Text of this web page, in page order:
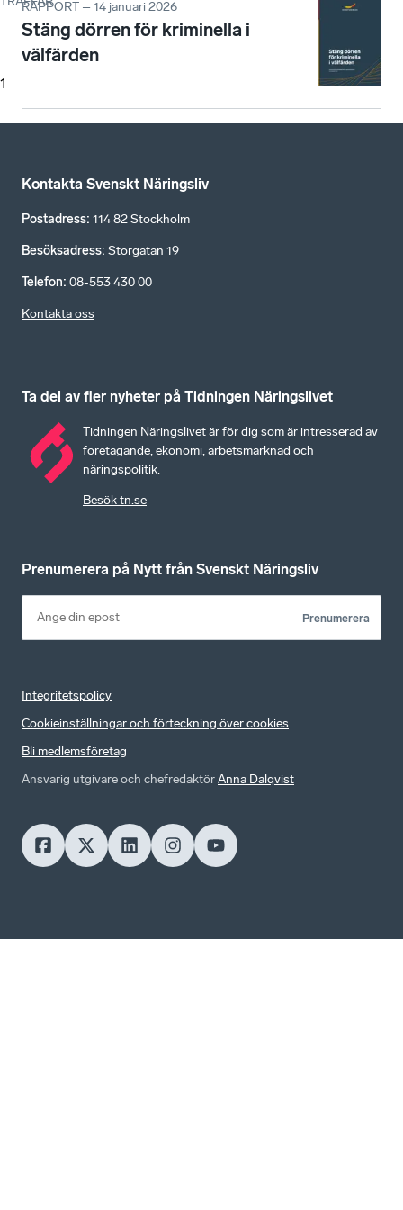
1
RAPPORT – 14 januari 2026
Stäng dörren för kriminella i
välfärden
Kontakta Svenskt Näringsliv
Postadress: 114 82 Stockholm
Besöksadress: Storgatan 19
Telefon: 08-553 430 00
Kontakta oss
Ta del av fler nyheter på Tidningen Näringslivet
Tidningen Näringslivet är för dig som är intresserad av
företagande, ekonomi, arbetsmarknad och
näringspolitik.
Besök tn.se
Prenumerera på Nytt från Svenskt Näringsliv
Prenumerera
Integritetspolicy
Cookieinställningar och förteckning över cookies
Bli medlemsföretag
Ansvarig utgivare och chefredaktörAnna Dalqvist